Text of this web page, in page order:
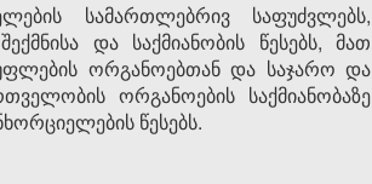
სამართლებრივ საფუძვლებს,
და საქმიანობის წესებს, მათ
ორგანოებთან და საჯარო და
ორგანოების საქმიანობაზე
წესებს.